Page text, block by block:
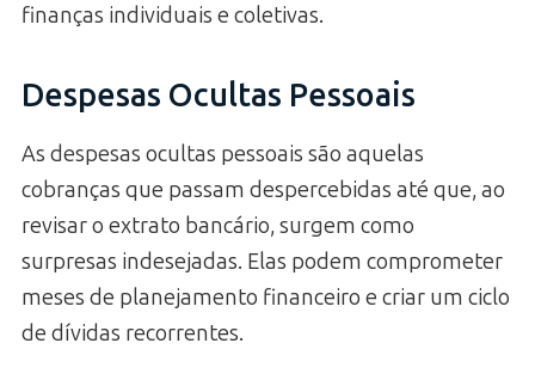
finanças individuais e coletivas.
Despesas Ocultas Pessoais
As despesas ocultas pessoais são aquelas
cobranças que passam despercebidas até que, ao
revisar o extrato bancário, surgem como
surpresas indesejadas. Elas podem comprometer
meses de planejamento financeiro e criar um ciclo
de dívidas recorrentes.